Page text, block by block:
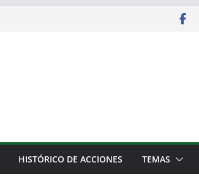
HISTÓRICO DE ACCIONES TEMAS